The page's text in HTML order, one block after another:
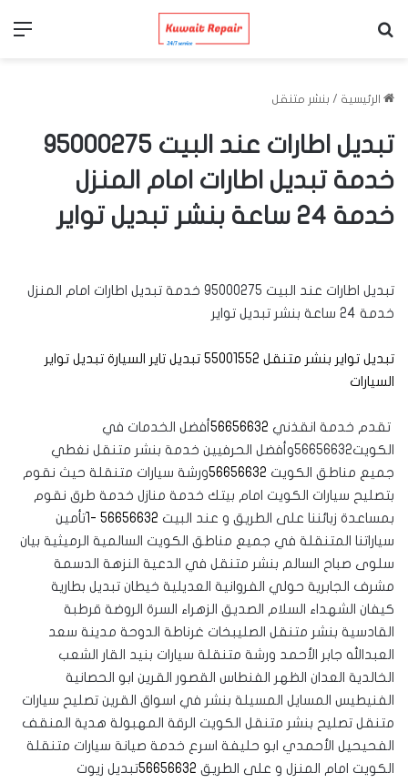
الرئيسية / بنشر متنقل
تبديل اطارات عند البيت 95000275
خدمة تبديل اطارات امام المنزل
خدمة 24 ساعة بنشر تبديل تواير
تبديل اطارات عند البيت 95000275 خدمة تبديل اطارات امام المنزل
خدمة 24 ساعة بنشر تبديل تواير
تبديل تواير بنشر متنقل 55001552 تبديل تاير السيارة تبديل تواير
السيارات
تقدم خدمة انقذني 56656632 أفضل الخدمات في
الكويت56656632وأفضل الحرفيين خدمة بنشر متنقل نغطي
جميع مناطق الكويت 56656632ورشة سيارات متنقلة حيث نقوم
بتصليح سيارات الكويت امام بيتك خدمة منازل خدمة طرق نقوم
بمساعدة زبائننا على الطريق و عند البيت 56656632 -1
تأمين
سياراتنا المتنقلة في جميع مناطق الكويت السالمية الرميثية بيان
سلوى صباح السالم بنشر متنقل في الدعية النزهة الدسمة
مشرف الجابرية حولي الفروانية العديلية خيطان تبديل بطارية
كيفان الشهداء السلام الصديق الزهراء السرة الروضة قرطبة
القادسية بنشر متنقل الصليبخات غرناطة الدوحة مدينة سعد
العبدالله جابر الأحمد ورشة متنقلة سيارات بنيد القار الشعب
الخالدية العدان الظهر الفنطاس القصور القرين ابو الحصانية
الفنيطيس المسايل المسيلة بنشر في اسواق القرين تصليح سيارات
متنقل تصليح بنشر متنقل الكويت الرقة المهبولة هدية المنقف
الفحيحيل الأحمدي ابو حليفة اسرع خدمة صيانة سيارات متنقلة
الكويت امام المنزل و على الطريق 56656632تبديل زيوت